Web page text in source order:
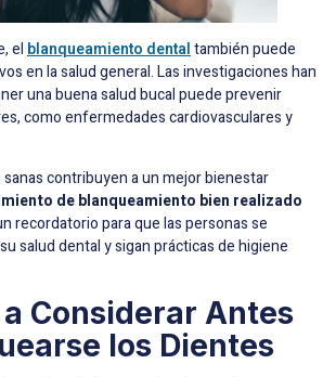
el blanqueamiento dentaltambién puede
en la salud general. Las investigaciones han
una buena salud bucal puede prevenir
como enfermedades cardiovasculares y
contribuyen a un mejor bienestar
de blanqueamiento bien realizado
recordatorio para que las personas se
salud dental y sigan prácticas de higiene
Considerar Antes
los Dientes